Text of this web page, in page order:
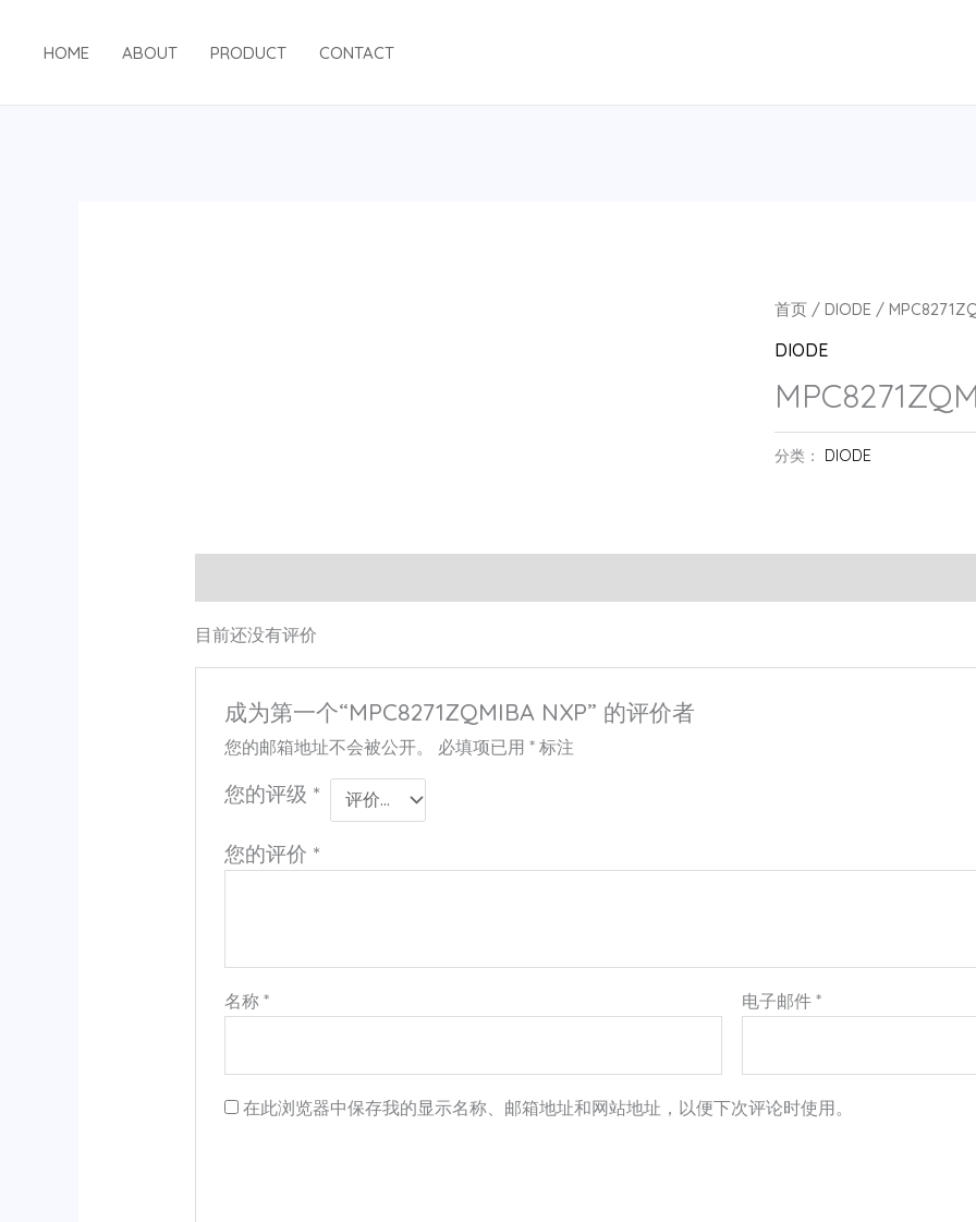
HOME ABOUT PRODUCT CONTACT
首页 /DIODE /
DIODE
分类： DIODE
目前还没有评价
成为第一个“MPC8271ZQMIBA NXP” 的评价者
您的邮箱地址不会被公开。 必填项已用* 标注
您的评级 *
您的评价 *
名称* 电子邮件*
在此浏览器中保存我的显示名称、邮箱地址和网站地址，以便下次评论时使用。